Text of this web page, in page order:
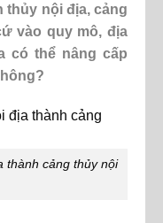
thủy nội địa, cảng
vào quy mô, địa
có thể nâng cấp
thành cảng thủy nội